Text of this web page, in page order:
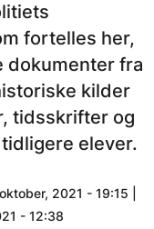
fortelles her,
dokumenter fra
kilder
tidsskrifter og
elever.
2021 - 19:15 |
- 12:38